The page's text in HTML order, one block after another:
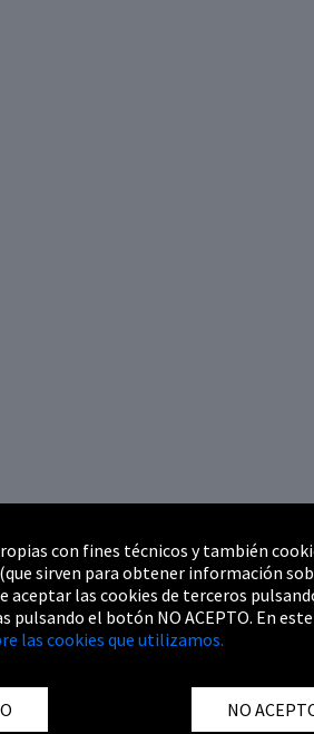
con fines técnicos y también
sirven para obtener información
aceptar las cookies de terceros
pulsando el botón NO ACEPTO. En
las cookies que utilizamos.
NO